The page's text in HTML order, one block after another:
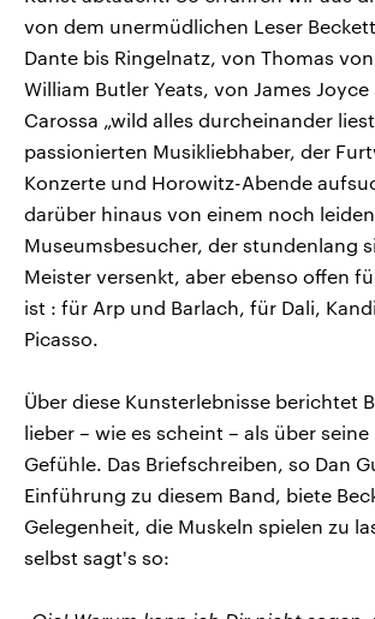
von dem unermüdlichen Leser
Dante bis Ringelnatz, von Thomas
William Butler Yeats, von James Joyce
Carossa „wild alles durcheinander
passionierten Musikliebhaber, der
Konzerte und Horowitz-Abende
darüber hinaus von einem noch
Museumsbesucher, der stundenlang
Meister versenkt, aber ebenso offen
ist : für Arp und Barlach, für Dali,
Picasso.
Über diese Kunsterlebnisse berichtet
lieber – wie es scheint – als über
Gefühle. Das Briefschreiben, so Dan
Einführung zu diesem Band, biete
Gelegenheit, die Muskeln spielen zu
selbst sagt's so: